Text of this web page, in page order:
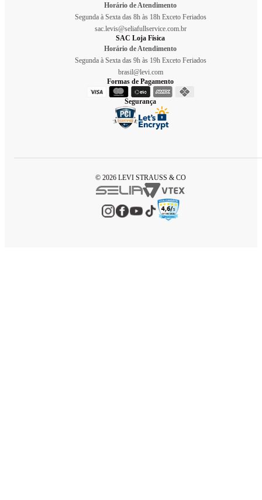
Horário de Atendimento
Segunda à Sexta das 8h às 18h Exceto Feriados
sac.levis@seliafullservice.com.br
SAC Loja Física
Horário de Atendimento
Segunda à Sexta das 9h às 19h Exceto Feriados
brasil@levi.com
Formas de Pagamento
Segurança
© 2026 LEVI STRAUSS & CO